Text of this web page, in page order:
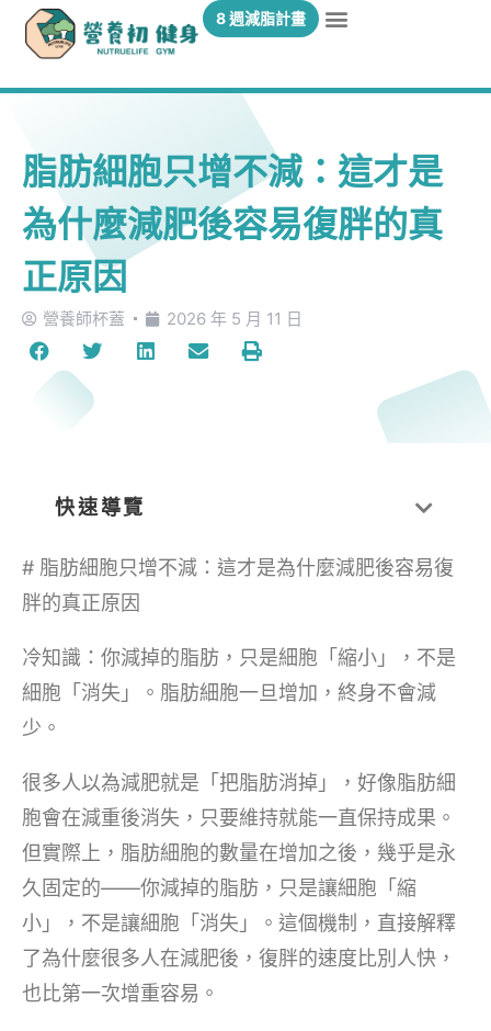
8 週減脂計畫
脂肪細胞只增不減：這才是
為什麼減肥後容易復胖的真
正原因
營養師杯蓋 2026 年 5 月 11 日
快速導覽
# 脂肪細胞只增不減：這才是為什麼減肥後容易復
胖的真正原因
冷知識：你減掉的脂肪，只是細胞「縮小」，不是
細胞「消失」。脂肪細胞一旦增加，終身不會減
少。
很多人以為減肥就是「把脂肪消掉」，好像脂肪細
胞會在減重後消失，只要維持就能一直保持成果。
但實際上，脂肪細胞的數量在增加之後，幾乎是永
久固定的——你減掉的脂肪，只是讓細胞「縮
小」，不是讓細胞「消失」。這個機制，直接解釋
了為什麼很多人在減肥後，復胖的速度比別人快，
也比第一次增重容易。